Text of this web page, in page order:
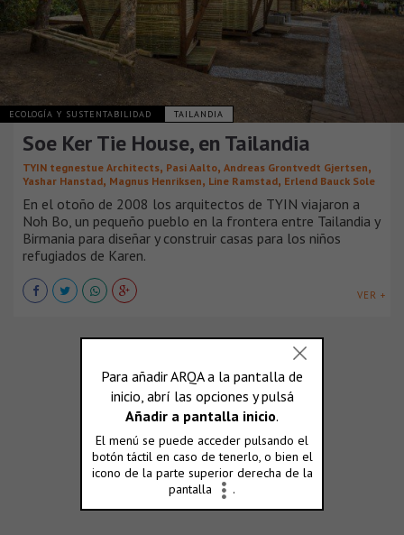
ECOLOGÍA Y SUSTENTABILIDAD TAILANDIA
Soe Ker Tie House, en Tailandia
TYIN tegnestue Architects, Pasi Aalto, Andreas Grontvedt Gjertsen,
Yashar Hanstad, Magnus Henriksen, Line Ramstad, Erlend Bauck Sole
En el otoño de 2008 los arquitectos de TYIN viajaron a
Noh Bo, un pequeño pueblo en la frontera entre Tailandia y
Birmania para diseñar y construir casas para los niños
refugiados de Karen.
VER +